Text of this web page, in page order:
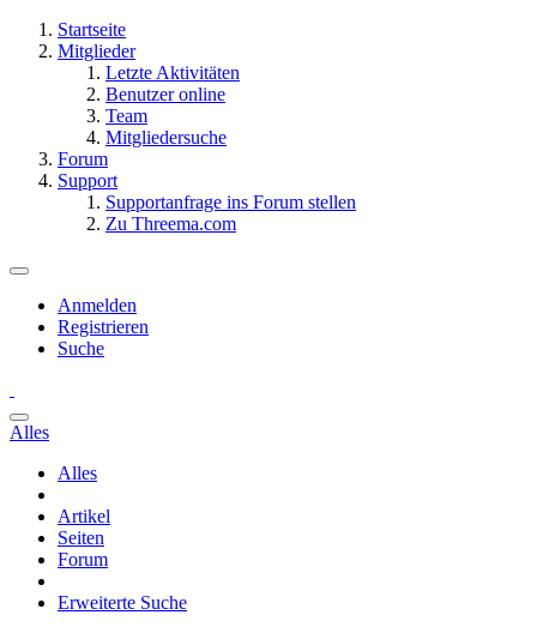
Startseite
Mitglieder
Letzte Aktivitäten
Benutzer online
Team
Mitgliedersuche
Forum
Support
Supportanfrage ins Forum stellen
Zu Threema.com
Anmelden
Registrieren
Suche
Alles
Alles
Artikel
Seiten
Forum
Erweiterte Suche